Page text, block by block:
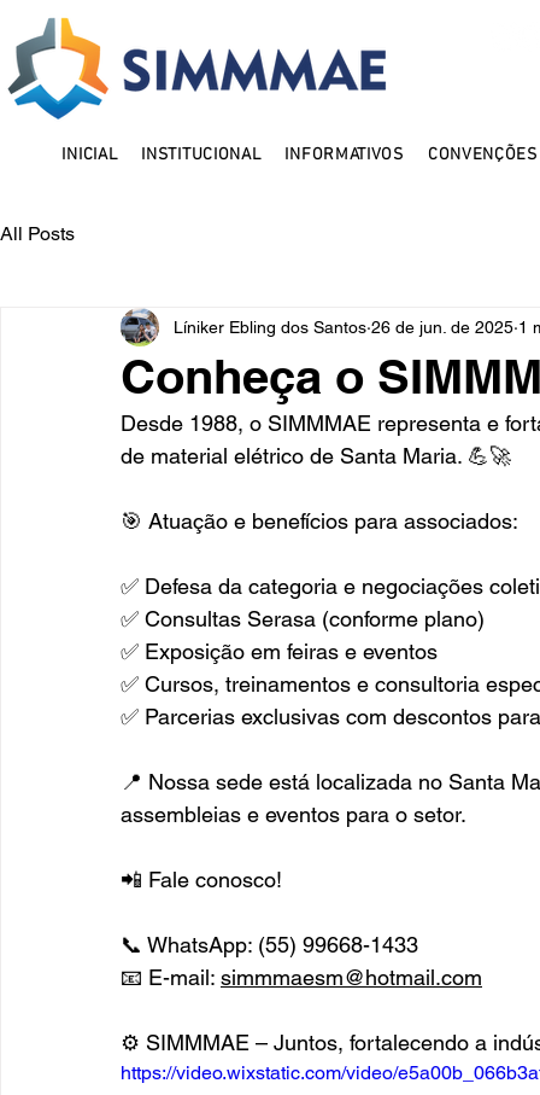
INICIAL INSTITUCIONAL INFORMATIVOS
All Posts
Conheça o
Líniker Ebling dos Santos 26 de jun. de 2025 1
Desde 1988, o SIMMMAE representa e
de material elétrico de Santa Maria. 💪🚀
🎯 Atuação e benefícios para associados:
✅ Defesa da categoria e negociações
✅ Consultas Serasa (conforme plano)
✅ Exposição em feiras e eventos
✅ Cursos, treinamentos e consultoria
✅ Parcerias exclusivas com descontos
📍 Nossa sede está localizada no Santa
assembleias e eventos para o setor.
📲 Fale conosco!
📞 WhatsApp: (55) 99668-1433
📧 E-mail: simmmaesm@hotmail.com
⚙️ SIMMMAE – Juntos, fortalecendo a
https://video.wixstatic.com/video/